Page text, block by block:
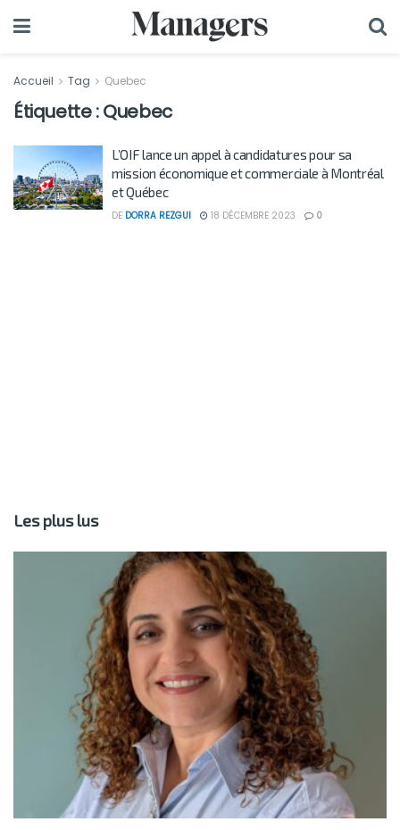
Accueil Tag Quebec
Étiquette :Quebec
L’OIF lance un appel à candidatures pour sa
mission économique et commerciale à Montréal
et Québec
DE DORRA REZGUI 18 DÉCEMBRE 2023 0
Les plus lus